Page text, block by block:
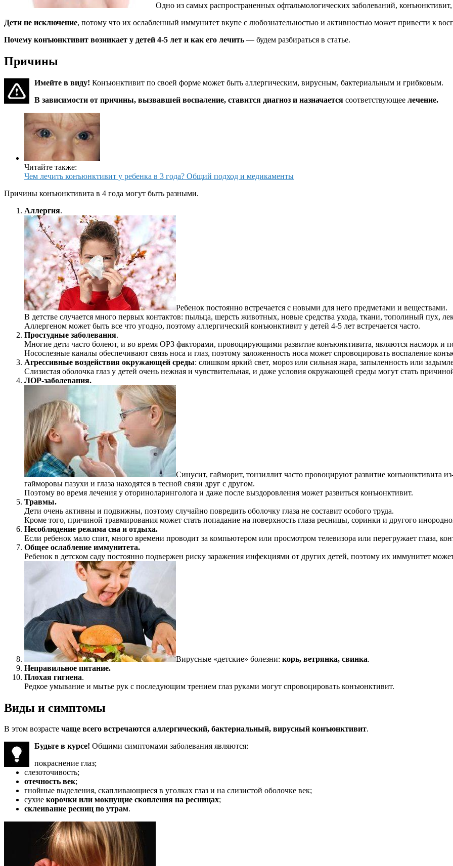
Одно из самых распространенных офтальмологических заболеваний,
Дети не исключение, потому что их ослабленный иммунитет вкупе с любознательностью и активностью может привести к
Почему конъюнктивит возникает у детей 4-5 лет и как его лечить — будем разбираться в статье.
Причины
Имейте в виду! Конъюнктивит по своей форме может быть аллергическим, вирусным, бактериальным и грибковым.
В зависимости от причины, вызвавшей воспаление, ставится диагноз и назначается соответствующее лечение.
Читайте также:
Чем лечить конъюнктивит у ребенка в 3 года? Общий подход и медикаменты
Причины конъюнктивита в 4 года могут быть разными.
Аллергия.
Ребенок постоянно встречается с новыми для него предметами и веществами.
В детстве случается много первых контактов: пыльца, шерсть животных, новые средства ухода, ткани, тополиный пух,
Аллергеном может быть все что угодно, поэтому аллергический конъюнктивит у детей 4-5 лет встречается часто.
Простудные заболевания.
Многие дети часто болеют, и во время ОРЗ факторами, провоцирующими развитие конъюнктивита, являются насморк и
Носослезные каналы обеспечивают связь носа и глаз, поэтому заложенность носа может спровоцировать воспаление
Агрессивные воздействия окружающей среды: слишком яркий свет, мороз или сильная жара, запыленность или
Слизистая оболочка глаз у детей очень нежная и чувствительная, и даже условия окружающей среды могут стать
ЛОР-заболевания.
Синусит, гайморит, тонзиллит часто провоцируют развитие конъюнктивита
гайморовы пазухи и глаза находятся в тесной связи друг с другом.
Поэтому во время лечения у оториноларинголога и даже после выздоровления может развиться конъюнктивит.
Травмы.
Дети очень активны и подвижны, поэтому случайно повредить оболочку глаза не составит особого труда.
Кроме того, причиной травмирования может стать попадание на поверхность глаза ресницы, соринки и другого
Несоблюдение режима сна и отдыха.
Если ребенок мало спит, много времени проводит за компьютером или просмотром телевизора или перегружает глаза,
Общее ослабление иммунитета.
Ребенок в детском саду постоянно подвержен риску заражения инфекциями от других детей, поэтому их иммунитет
Вирусные «детские» болезни: корь, ветрянка, свинка.
Неправильное питание.
Плохая гигиена.
Редкое умывание и мытье рук с последующим трением глаз руками могут спровоцировать конъюнктивит.
Виды и симптомы
В этом возрасте чаще всего встречаются аллергический, бактериальный, вирусный конъюнктивит.
Будьте в курсе! Общими симптомами заболевания являются:
покраснение глаз;
слезоточивость;
отечность век;
гнойные выделения, скапливающиеся в уголках глаз и на слизистой оболочке век;
сухие корочки или мокнущие скопления на ресницах;
склеивание ресниц по утрам.